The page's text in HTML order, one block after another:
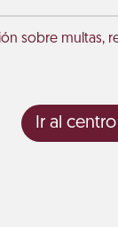
sobre multas,
Ir al